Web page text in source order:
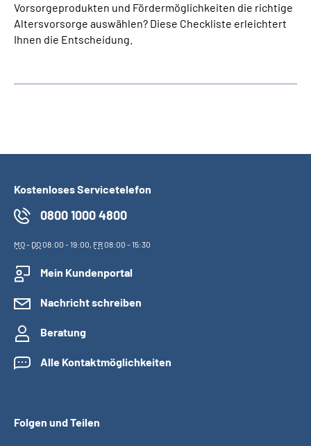
Vorsorgeprodukten und Fördermöglichkeiten die richtige
Altersvorsorge auswählen? Diese Checkliste erleichtert
Ihnen die Entscheidung.
Kostenloses Servicetelefon
0800 1000 4800
MO- DO08:00 - 19:00, FR08:00 - 15:30
Mein Kundenportal
Nachricht schreiben
Beratung
Alle Kontaktmöglichkeiten
Folgen und Teilen